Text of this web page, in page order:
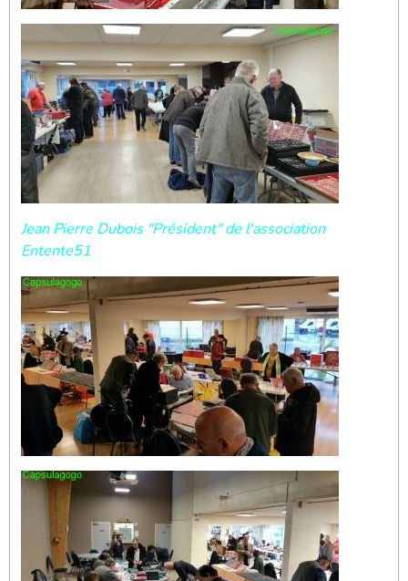
Jean Pierre Dubois "Président" de l'association
Entente51